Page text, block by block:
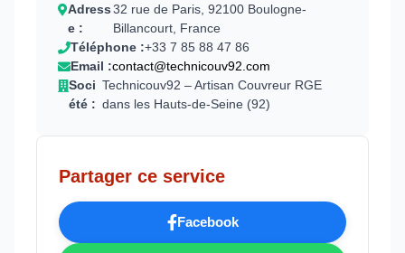
Adress
e :
32 rue de Paris, 92100 Boulogne-
Billancourt, France
Téléphone :+33 7 85 88 47 86
Email :contact@technicouv92.com
Soci
été :
Technicouv92 – Artisan Couvreur RGE
dans les Hauts-de-Seine (92)
Partager ce service
Facebook